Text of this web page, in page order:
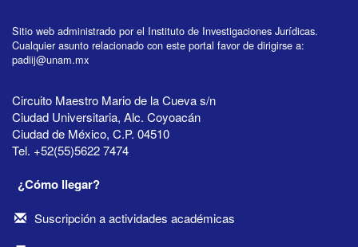
Sitio web administrado por el Instituto de Investigaciones Jurídicas.
Cualquier asunto relacionado con este portal favor de dirigirse a:
padiij@unam.mx
Circuito Maestro Mario de la Cueva s/n
Ciudad Universitaria, Alc. Coyoacán
Ciudad de México, C.P. 04510
Tel. +52(55)5622 7474
¿Cómo llegar?
Suscripción a actividades académicas